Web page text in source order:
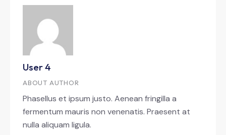
User 4
ABOUT AUTHOR
Phasellus et ipsum justo. Aenean fringilla a
fermentum mauris non venenatis. Praesent at
nulla aliquam ligula.